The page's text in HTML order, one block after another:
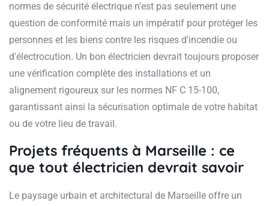
normes de sécurité électrique n'est pas seulement une
question de conformité mais un impératif pour protéger les
personnes et les biens contre les risques d'incendie ou
d'électrocution. Un bon électricien devrait toujours proposer
une vérification complète des installations et un
alignement rigoureux sur les normes NF C 15-100,
garantissant ainsi la sécurisation optimale de votre habitat
ou de votre lieu de travail.
Projets fréquents à Marseille : ce
que tout électricien devrait savoir
Le paysage urbain et architectural de Marseille offre un